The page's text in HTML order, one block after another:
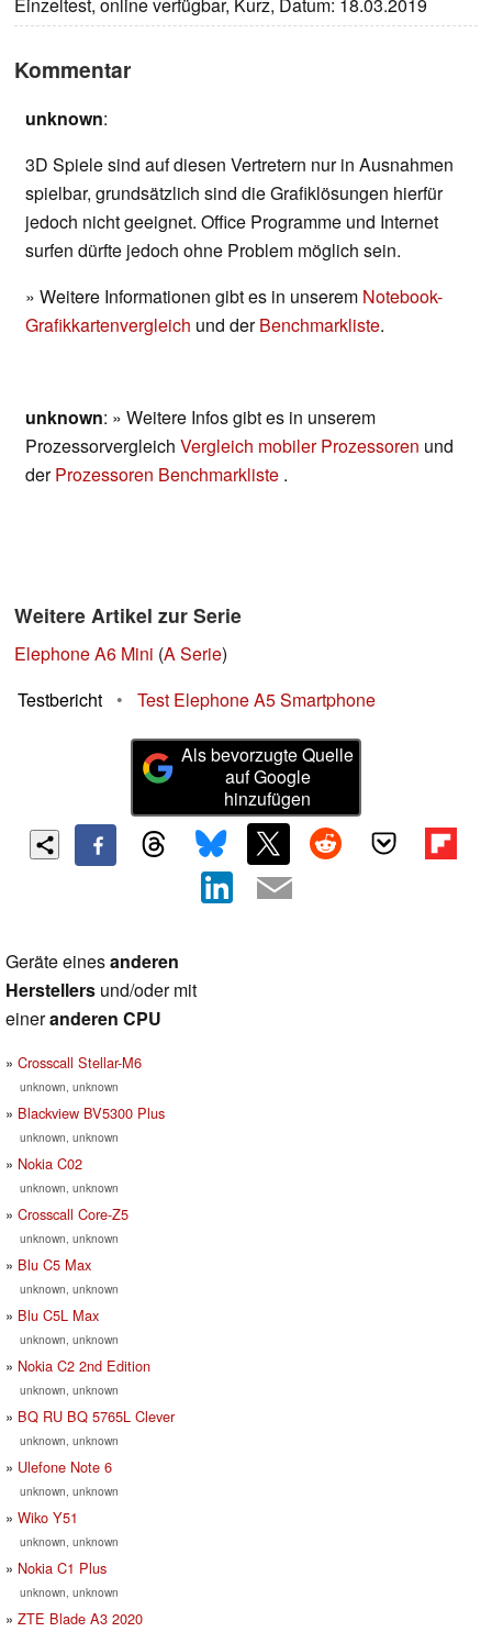
Einzeltest, online verfügbar, Kurz, Datum: 18.03.2019
Kommentar
unknown:
3D Spiele sind auf diesen Vertretern nur in Ausnahmen
spielbar, grundsätzlich sind die Grafiklösungen hierfür
jedoch nicht geeignet. Office Programme und Internet
surfen dürfte jedoch ohne Problem möglich sein.
» Weitere Informationen gibt es in unserem Notebook-
Grafikkartenvergleich und derBenchmarkliste.
unknown: » Weitere Infos gibt es in unserem
Prozessorvergleich Vergleich mobiler Prozessoren und
derProzessoren Benchmarkliste .
Weitere Artikel zur Serie
Elephone A6 Mini (A Serie)
Testbericht
• Test Elephone A5 Smartphone
Als bevorzugte Quelle
auf Google
hinzufügen
Geräte einesanderen
Herstellers und/oder mit
eineranderen CPU
Crosscall Stellar-M6
unknown, unknown
Blackview BV5300 Plus
unknown, unknown
Nokia C02
unknown, unknown
Crosscall Core-Z5
unknown, unknown
Blu C5 Max
unknown, unknown
Blu C5L Max
unknown, unknown
Nokia C2 2nd Edition
unknown, unknown
BQ RU BQ 5765L Clever
unknown, unknown
Ulefone Note 6
unknown, unknown
Wiko Y51
unknown, unknown
Nokia C1 Plus
unknown, unknown
ZTE Blade A3 2020